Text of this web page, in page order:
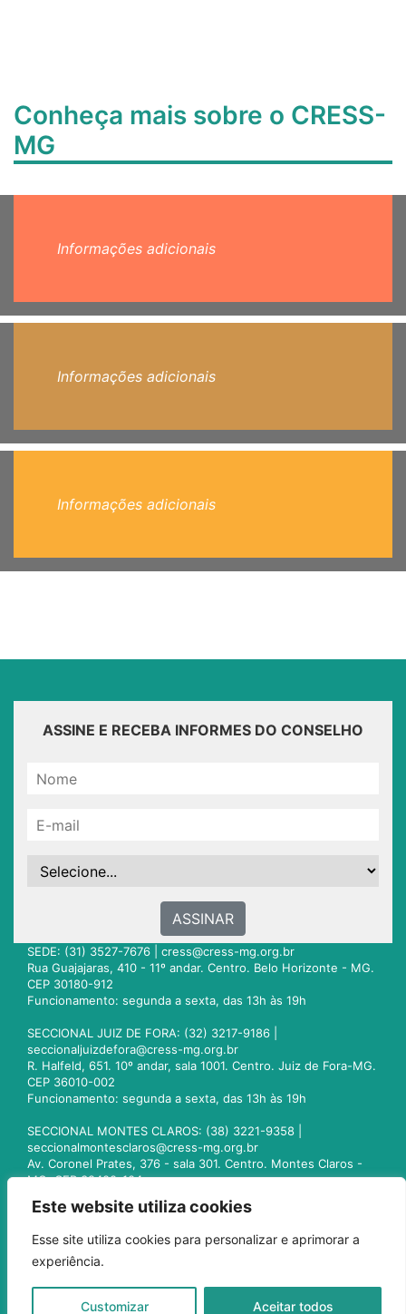
Este website utiliza cookies
Esse site utiliza cookies para personalizar e aprimorar a
experiência.
Customizar Aceitar todos
Conheça mais sobre o CRESS-
MG
Informações adicionais
Informações adicionais
Informações adicionais
ASSINE E RECEBA INFORMES DO CONSELHO
ASSINAR
SEDE: (31) 3527-7676 | cress@cress-mg.org.br
Rua Guajajaras, 410 - 11º andar. Centro. Belo Horizonte - MG.
CEP 30180-912
Funcionamento: segunda a sexta, das 13h às 19h
SECCIONAL JUIZ DE FORA: (32) 3217-9186 |
seccionaljuizdefora@cress-mg.org.br
R. Halfeld, 651. 10º andar, sala 1001. Centro. Juiz de Fora-MG.
CEP 36010-002
Funcionamento: segunda a sexta, das 13h às 19h
SECCIONAL MONTES CLAROS: (38) 3221-9358 |
seccionalmontesclaros@cress-mg.org.br
Av. Coronel Prates, 376 - sala 301. Centro. Montes Claros -
MG. CEP 39400-104
seccionaluberlandia@cress-mg.org.br
Av. Afonso Pena, 547 - sala 101. Uberlândia - MG. CEP